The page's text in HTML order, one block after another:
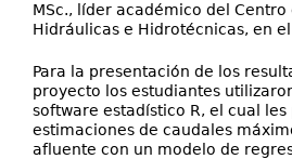
MSc., líder académico del
Hidráulicas e Hidrotécnicas, en el
Para la presentación de los
proyecto los estudiantes
software estadístico R, el cual
estimaciones de caudales
afluente con un modelo de